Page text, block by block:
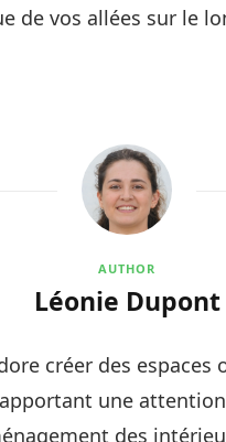
de vos allées sur le
AUTHOR
Léonie Dupont
créer des espaces
une
des